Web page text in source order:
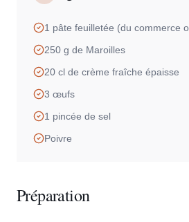
1 pâte feuilletée (du commerce
250 g de Maroilles
20 cl de crème fraîche épaisse
3 œufs
1 pincée de sel
Poivre
Préparation